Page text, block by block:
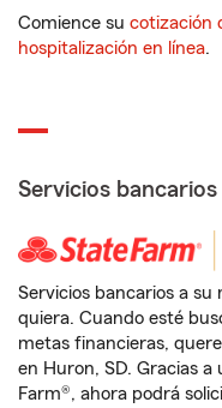
Comience su cotización
hospitalización en línea.
Servicios bancarios
Servicios bancarios a
quiera. Cuando esté
metas financieras,
en Huron, SD. Gracias
Farm®, ahora podrá